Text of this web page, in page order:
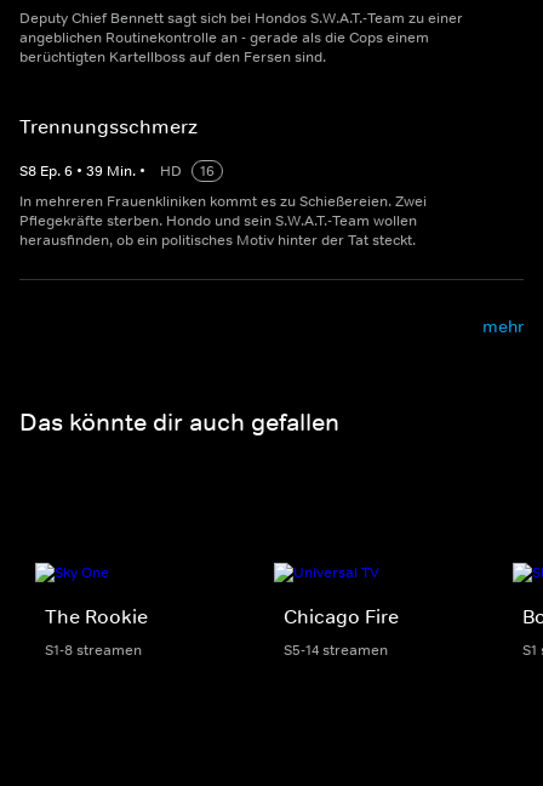
Deputy Chief Bennett sagt sich bei Hondos S.W.A.T.-Team zu einer
angeblichen Routinekontrolle an - gerade als die Cops einem
berüchtigten Kartellboss auf den Fersen sind.
Trennungsschmerz
S8 Ep.6 • 39 Min. • HD
16
In mehreren Frauenkliniken kommt es zu Schießereien. Zwei
Pflegekräfte sterben. Hondo und sein S.W.A.T.-Team wollen
herausfinden, ob ein politisches Motiv hinter der Tat steckt.
mehr
Das könnte dir auch gefallen
The Rookie
S1-8 streamen
Chicago Fire
S5-14 streamen